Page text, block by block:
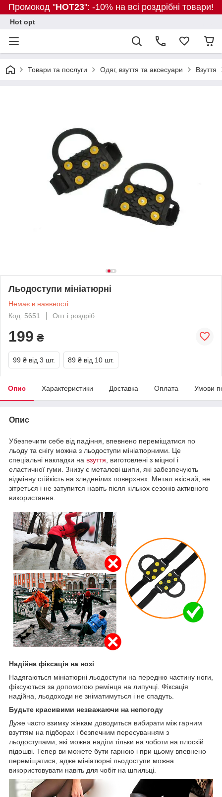
Промокод "HOT23": -10% на всі роздрібні товари!
Hot opt
Товари та послуги Одяг, взуття та аксесуари Взуття
Льодоступи мініатюрні
Немає в наявності
Код: 5651
Опт і роздріб
199 ₴
99 ₴ від 3 шт. 89 ₴ від 10 шт.
Опис Характеристики Доставка Оплата Умови
Опис
Убезпечити себе від падіння, впевнено переміщатися по
льоду та снігу можна з льодоступи мініатюрними. Це
спеціальні накладки на взуття , виготовлені з міцної і
еластичної гуми. Знизу є металеві шипи, які забезпечують
відмінну стійкість на зледенілих поверхнях. Метал якісний, не
зітреться і не затупится навіть після кількох сезонів активного
використання.
Надійна фіксація на нозі
Надягаються мініатюрні льодоступи на передню частину ноги,
фіксуються за допомогою ремінця на липучці. Фіксація
надійна, льодоходи не зніматимуться і не спадуть.
Будьте красивими незважаючи на непогоду
Дуже часто взимку жінкам доводиться вибирати між гарним
взуттям на підборах і безпечним пересуванням з
льодоступами, які можна надіти тільки на чоботи на плоскій
підошві. Тепер ви можете бути гарною і при цьому впевнено
переміщатися, адже мініатюрні льодоступи можна
використовувати навіть для чобіт на шпильці.